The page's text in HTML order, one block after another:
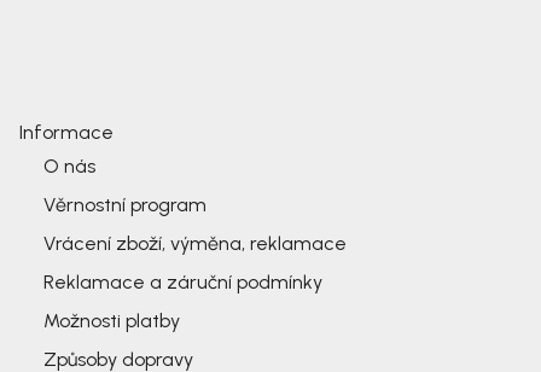
Informace
O nás
Věrnostní program
Vrácení zboží, výměna, reklamace
Reklamace a záruční podmínky
Možnosti platby
Způsoby dopravy